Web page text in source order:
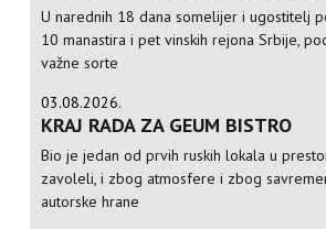
U narednih 18 dana somelijer i ugostitelj
10 manastira i pet vinskih rejona Srbije,
važne sorte
03.08.2026.
KRAJ RADA ZA GEUM BISTRO
Bio je jedan od prvih ruskih lokala u
zavoleli, i zbog atmosfere i zbog
autorske hrane